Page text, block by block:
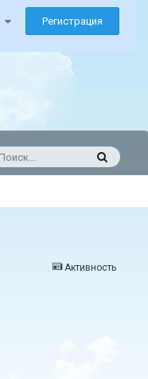
Регистрация
Активность